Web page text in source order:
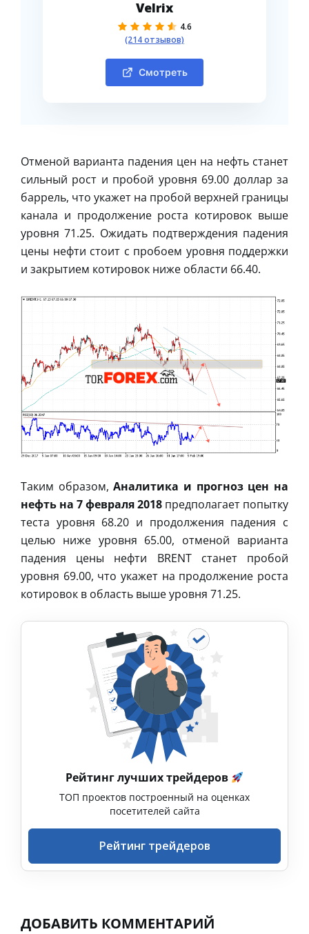
Velrix
4.6
(214 отзывов)
Смотреть
Отменой варианта падения цен на нефть станет
сильный рост и пробой уровня 69.00 доллар за
баррель, что укажет на пробой верхней границы
канала и продолжение роста котировок выше
уровня 71.25. Ожидать подтверждения падения
цены нефти стоит с пробоем уровня поддержки
и закрытием котировок ниже области 66.40.
Таким образом,Аналитика и прогноз цен на
нефть на 7 февраля 2018 предполагает попытку
теста уровня 68.20 и продолжения падения с
целью ниже уровня 65.00, отменой варианта
падения цены нефти BRENT станет пробой
уровня 69.00, что укажет на продолжение роста
котировок в область выше уровня 71.25.
Рейтинг лучших трейдеров
ТОП проектов построенный на оценках
посетителей сайта
Рейтинг трейдеров
ДОБАВИТЬ КОММЕНТАРИЙ